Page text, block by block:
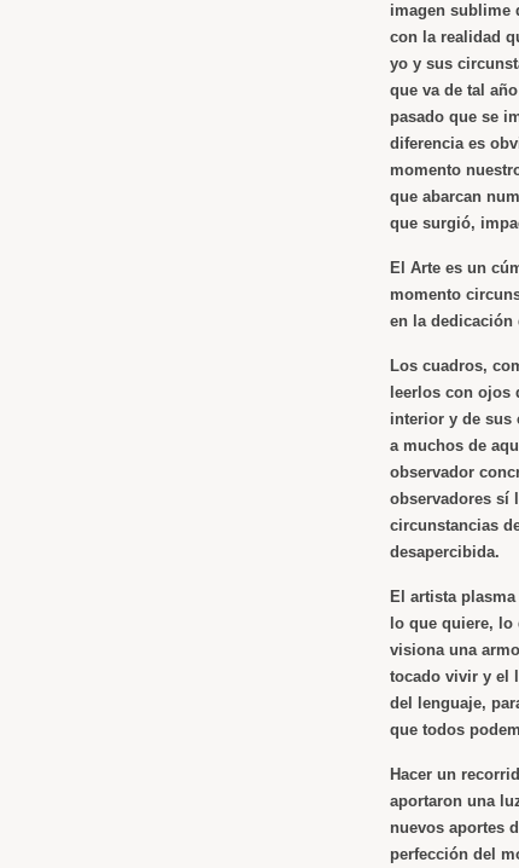
imagen sublime
con la realidad
yo y sus
que va de tal
pasado que se
diferencia es
momento
que abarcan
que surgió,
El Arte es un
momento
en la dedicación
Los cuadros,
leerlos con ojos
interior y de sus
a muchos de
observador
observadores sí
circunstancias
desapercibida.
El artista
lo que quiere,
visiona una
tocado vivir y el
del lenguaje,
que todos
Hacer un
aportaron una
nuevos aportes
perfección del